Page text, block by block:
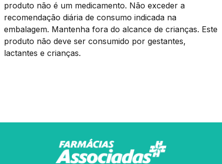
produto não é um medicamento. Não exceder a
recomendação diária de consumo indicada na
embalagem. Mantenha fora do alcance de crianças. Este
produto não deve ser consumido por gestantes,
lactantes e crianças.